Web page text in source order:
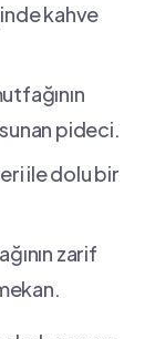
‌kahve
pideci.
ile dolu⁢ bir
zarif